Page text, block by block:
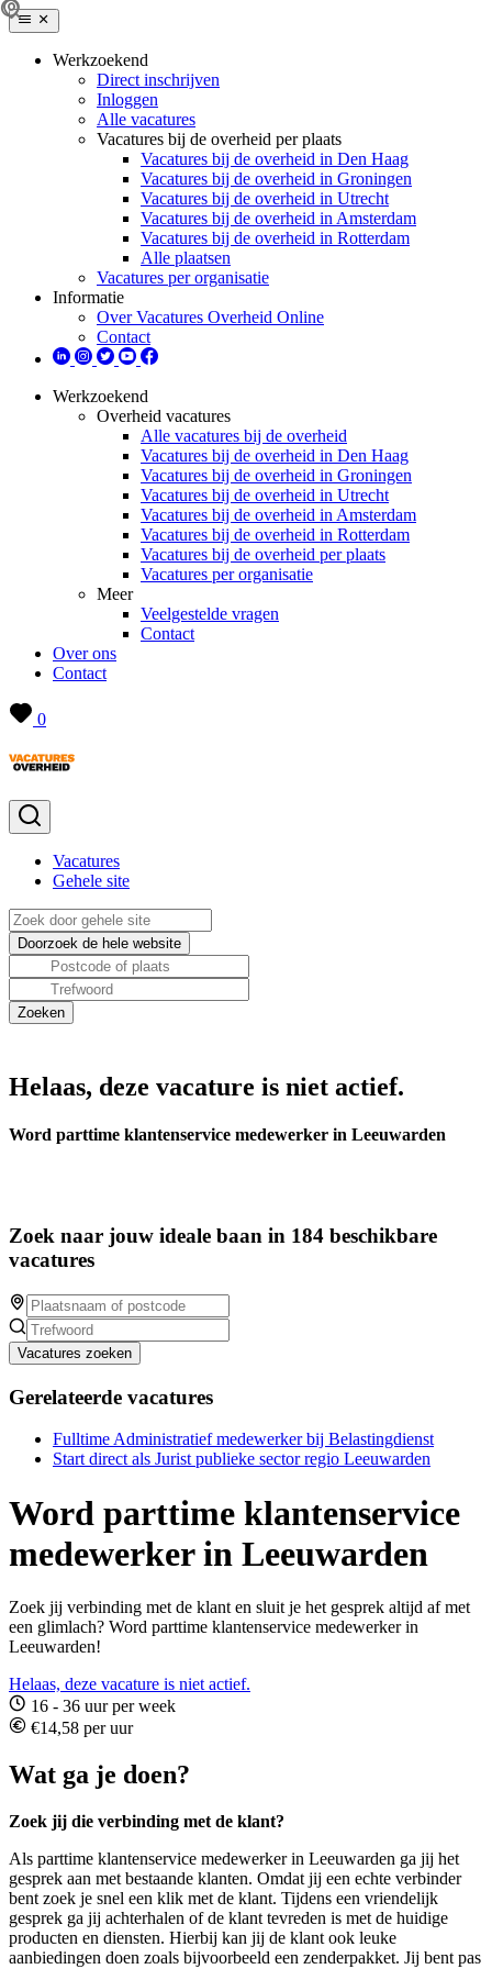
Werkzoekend
Direct inschrijven
Inloggen
Alle vacatures
Vacatures bij de overheid per plaats
Vacatures bij de overheid in Den Haag
Vacatures bij de overheid in Groningen
Vacatures bij de overheid in Utrecht
Vacatures bij de overheid in Amsterdam
Vacatures bij de overheid in Rotterdam
Alle plaatsen
Vacatures per organisatie
Informatie
Over Vacatures Overheid Online
Contact
Werkzoekend
Overheid vacatures
Alle vacatures bij de overheid
Vacatures bij de overheid in Den Haag
Vacatures bij de overheid in Groningen
Vacatures bij de overheid in Utrecht
Vacatures bij de overheid in Amsterdam
Vacatures bij de overheid in Rotterdam
Vacatures bij de overheid per plaats
Vacatures per organisatie
Meer
Veelgestelde vragen
Contact
Over ons
Contact
0
Vacatures
Gehele site
Helaas, deze vacature is niet actief.
Word parttime klantenservice medewerker in Leeuwarden
Zoek naar jouw ideale baan in 184 beschikbare
vacatures
Vacatures zoeken
Gerelateerde vacatures
Fulltime Administratief medewerker bij Belastingdienst
Start direct als Jurist publieke sector regio Leeuwarden
Word parttime klantenservice
medewerker in Leeuwarden
Zoek jij verbinding met de klant en sluit je het gesprek altijd af met
een glimlach? Word parttime klantenservice medewerker in
Leeuwarden!
Helaas, deze vacature is niet actief.
16 - 36 uur per week
€14,58 per uur
Wat ga je doen?
Zoek jij die verbinding met de klant?
Als parttime klantenservice medewerker in Leeuwarden ga jij het
gesprek aan met bestaande klanten. Omdat jij een echte verbinder
bent zoek je snel een klik met de klant. Tijdens een vriendelijk
gesprek ga jij achterhalen of de klant tevreden is met de huidige
producten en diensten. Hierbij kan jij de klant ook leuke
aanbiedingen doen zoals bijvoorbeeld een zenderpakket. Jij bent pas